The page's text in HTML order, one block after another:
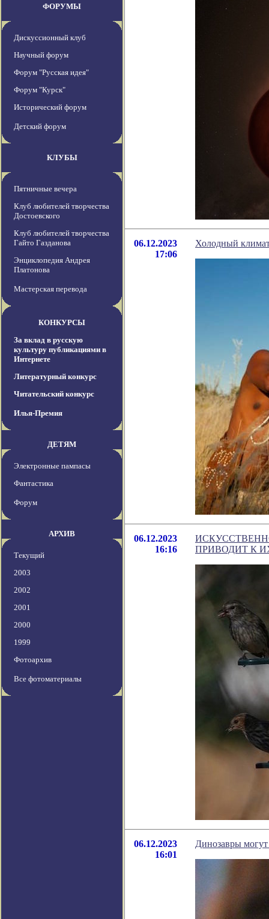
ФОРУМЫ
Дискуссионный клуб
Научный форум
Форум "Русская идея"
Форум "Курск"
Исторический форум
Детский форум
КЛУБЫ
Пятничные вечера
Клуб любителей творчества
Достоевского
Клуб любителей творчества
Гайто Газданова
Энциклопедия Андрея
Платонова
Мастерская перевода
КОНКУРСЫ
За вклад в русскую
культуру публикациями в
Интернете
Литературный конкурс
Читательский конкурс
Илья-Премия
ДЕТЯМ
Электронные пампасы
Фантастика
Форум
АРХИВ
Текущий
2003
2002
2001
2000
1999
Фотоархив
Все фотоматериалы
06.12.2023
17:06
Холодный
06.12.2023
16:16
ПРИВОДИТ К
06.12.2023
16:01
Динозавры